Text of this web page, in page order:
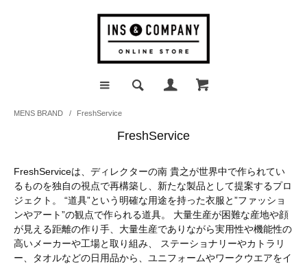
MENS BRAND / FreshService
FreshService
FreshServiceは、ディレクターの南 貴之が世界中で作られてい
るものを独自の視点で再構築し、新たな製品として提案するプロ
ジェクト。 “道具”という明確な用途を持った衣服と”ファッショ
ンやアート”の観点で作られる道具。 大量生産が困難な産地や顔
が見える距離の作り手、大量生産でありながら実用性や機能性の
高いメーカーや工場と取り組み、 ステーショナリーやカトラリ
ー、タオルなどの日用品から、ユニフォームやワークウエアをイ